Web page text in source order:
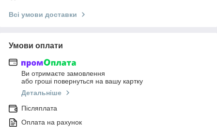
Всі умови доставки
Умови оплати
Ви отримаєте замовлення
або гроші повернуться на вашу картку
Детальніше
Післяплата
Оплата на рахунок